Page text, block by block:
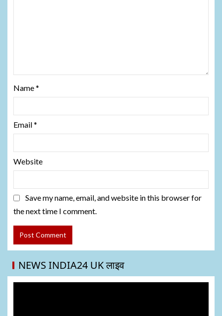
Name*
Email*
Website
Save my name, email, and website in this browser for
the next time I comment.
NEWS INDIA24 UK लाइव